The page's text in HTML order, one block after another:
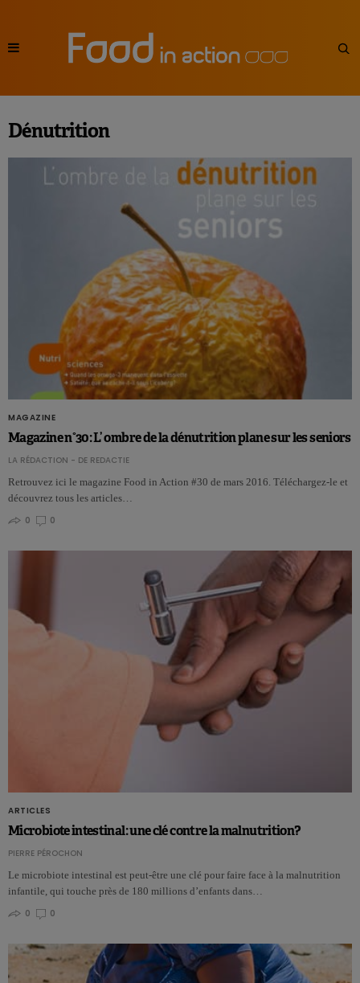
Dénutrition
MAGAZINE
Magazine n°30: L’ ombre de la dénutrition plane sur les seniors
LA RÉDACTION - DE REDACTIE
Retrouvez ici le magazine Food in Action #30 de mars 2016. Téléchargez-le et
découvrez tous les articles…
0
0
ARTICLES
Microbiote intestinal: une clé contre la malnutrition?
PIERRE PÉROCHON
Le microbiote intestinal est peut-être une clé pour faire face à la malnutrition
infantile, qui touche près de 180 millions d’enfants dans…
0
0